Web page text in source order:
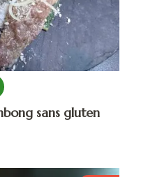
sans gluten